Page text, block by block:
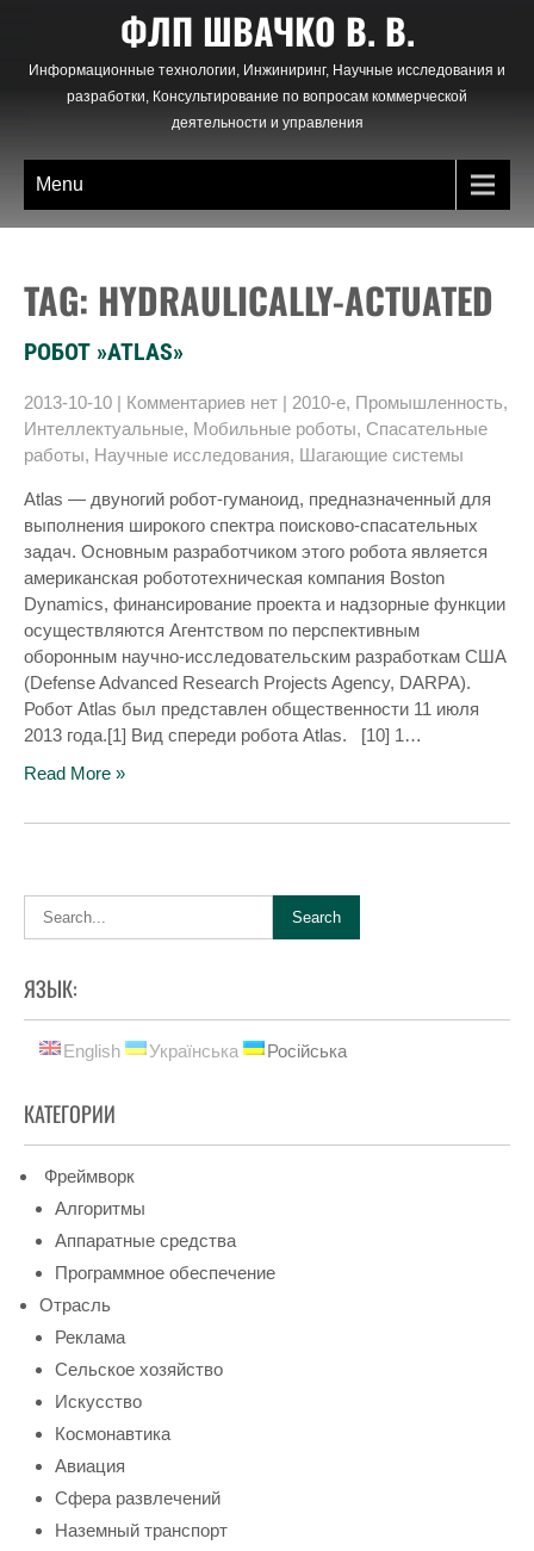
content
ФЛП ШВАЧКО В. В.
Информационные технологии, Инжиниринг, Научные исследования и
разработки, Консультирование по вопросам коммерческой
деятельности и управления
Menu
TAG: HYDRAULICALLY-ACTUATED
РОБОТ »ATLAS»
2013-10-10 | Комментариев нет | 2010-е, Промышленность,
Интеллектуальные, Мобильные роботы, Спасательные
работы, Научные исследования, Шагающие системы
Atlas — двуногий робот-гуманоид, предназначенный для
выполнения широкого спектра поисково-спасательных
задач. Основным разработчиком этого робота является
американская робототехническая компания Boston
Dynamics, финансирование проекта и надзорные функции
осуществляются Агентством по перспективным
оборонным научно-исследовательским разработкам США
(Defense Advanced Research Projects Agency, DARPA).
Робот Atlas был представлен общественности 11 июля
2013 года.[1] Вид спереди робота Atlas. [10] 1…
Read More »
ЯЗЫК:
English Українська Російська
КАТЕГОРИИ
Фреймворк
Алгоритмы
Аппаратные средства
Программное обеспечение
Отрасль
Реклама
Сельское хозяйство
Искусство
Космонавтика
Авиация
Сфера развлечений
Наземный транспорт